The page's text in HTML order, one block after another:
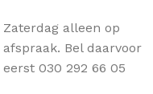
Zaterdag alleen op
afspraak. Bel daarvoor
eerst 030 292 66 05